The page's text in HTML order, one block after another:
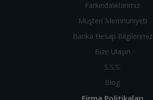
Farkındalıklarımız
Müşteri Memnuniyeti
Banka Hesap Bilgilerimiz
Bize Ulaşın
S.S.S.
Blog